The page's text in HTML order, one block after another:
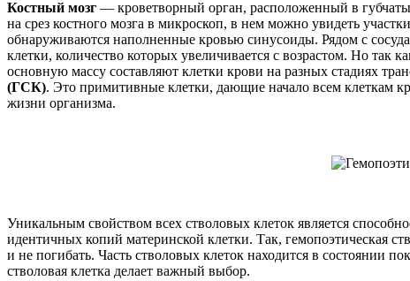
Костный мозг — кроветворный орган, расположенный в
на срез костного мозга в микроскоп, в нем можно увидеть
обнаруживаются наполненные кровью синусоиды. Рядом с
клетки, количество которых увеличивается с возрастом. Но так
основную массу составляют клетки крови на разных стадиях
(ГСК). Это примитивные клетки, дающие начало всем клеткам
жизни организма.
Уникальным свойством всех стволовых клеток является
идентичных копий материнской клетки. Так, гемопоэтическая
и не погибать. Часть стволовых клеток находится в состоянии
стволовая клетка делает важный выбор.